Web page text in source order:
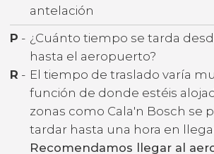
antelación
P - ¿Cuánto tiempo se tarda
hasta el aeropuerto?
R - El tiempo de traslado varía
función de donde estéis
zonas como Cala'n Bosch se
tardar hasta una hora en
Recomendamos llegar al